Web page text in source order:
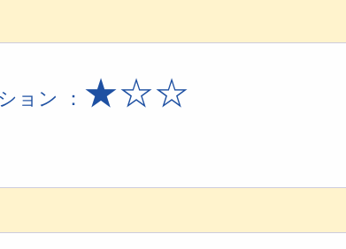
ョン ： ★☆☆